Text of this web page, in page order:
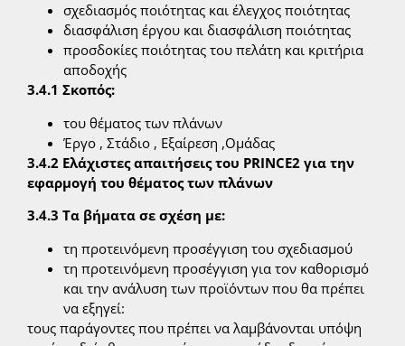
σχεδιασμός ποιότητας και έλεγχος ποιότητας
διασφάλιση έργου και διασφάλιση ποιότητας
προσδοκίες ποιότητας του πελάτη και κριτήρια
αποδοχής
3.4.1 Σκοπός:
του θέματος των πλάνων
Έργο , Στάδιο , Εξαίρεση ,Ομάδας
3.4.2 Ελάχιστες απαιτήσεις του PRINCE2 για την
εφαρμογή του θέματος των πλάνων
3.4.3 Τα βήματα σε σχέση με:
τη προτεινόμενη προσέγγιση του σχεδιασμού
τη προτεινόμενη προσέγγιση για τον καθορισμό
και την ανάλυση των προϊόντων που θα πρέπει
να εξηγεί:
τους παράγοντες που πρέπει να λαμβάνονται υπόψη